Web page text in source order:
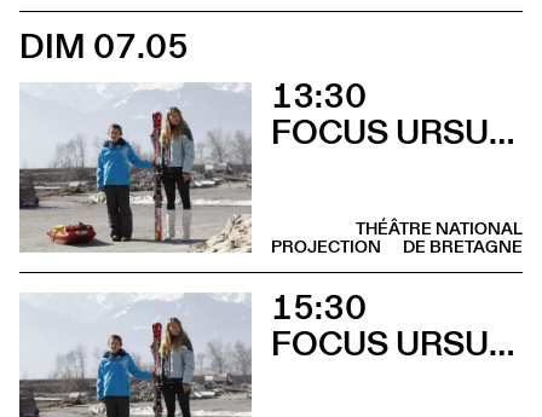
DIM 07.05
13:30
FOCUS URSULA MEIER
THÉÂTRE NATIONAL
DE BRETAGNE
PROJECTION
15:30
FOCUS URSULA MEIER